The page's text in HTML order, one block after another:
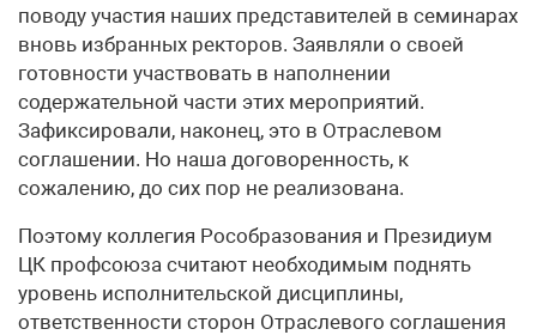
поводу участия наших представителей в семинарах
вновь избранных ректоров. Заявляли о своей
готовности участвовать в наполнении
содержательной части этих мероприятий.
Зафиксировали, наконец, это в Отраслевом
соглашении. Но наша договоренность, к
сожалению, до сих пор не реализована.
Поэтому коллегия Рособразования и Президиум
ЦК профсоюза считают необходимым поднять
уровень исполнительской дисциплины,
ответственности сторон Отраслевого соглашения